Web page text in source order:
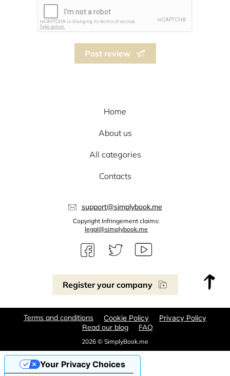
Post review
Register your company
Home
About us
All categories
Contacts
support@simplybook.me
Copyright Infringement claims:
legal@simplybook.me
2026 © SimplyBook.me
Terms and conditions Cookie Policy Privacy Policy
Read our blog FAQ
Your Privacy Choices